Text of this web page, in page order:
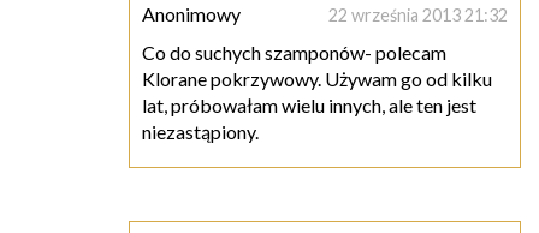
Anonimowy 22 września 2013 21:32
Co do suchych szamponów- polecam
Klorane pokrzywowy. Używam go od kilku
lat, próbowałam wielu innych, ale ten jest
niezastąpiony.